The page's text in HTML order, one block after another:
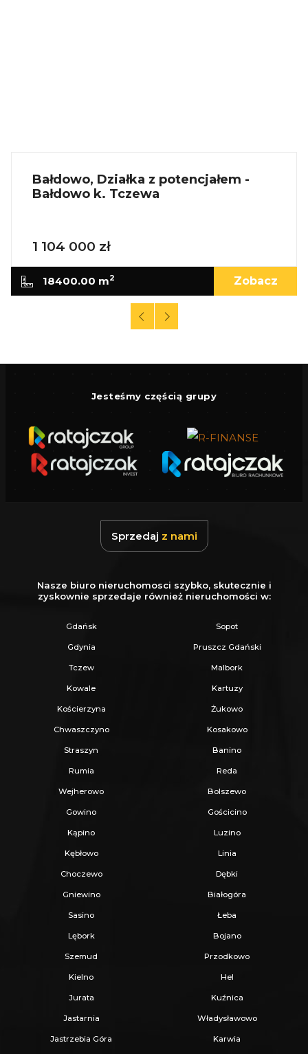
Bałdowo, Działka z potencjałem -
Bałdowo k. Tczewa
1 104 000 zł
18400.00 m2 Zobacz
Jesteśmy częścią grupy
Sprzedaj z nami
Nasze biuro nieruchomosci szybko, skutecznie i
zyskownie sprzedaje również nieruchomości w:
Gdańsk Sopot
Gdynia Pruszcz Gdański
Tczew Malbork
Kowale Kartuzy
Kościerzyna Żukowo
Chwaszczyno Kosakowo
Straszyn Banino
Rumia Reda
Wejherowo Bolszewo
Gowino Gościcino
Kąpino Luzino
Kębłowo Linia
Choczewo Dębki
Gniewino Białogóra
Sasino Łeba
Lębork Bojano
Szemud Przodkowo
Kielno Hel
Jurata Kuźnica
Jastarnia Władysławowo
Jastrzebia Góra Karwia